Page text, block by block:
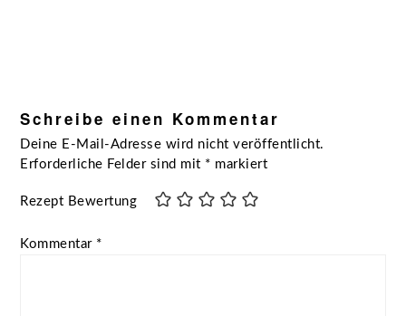
Schreibe einen Kommentar
Deine E-Mail-Adresse wird nicht veröffentlicht.
Erforderliche Felder sind mit * markiert
Rezept Bewertung
Kommentar *